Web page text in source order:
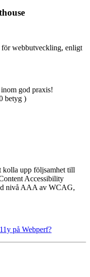
webbutveckling, enligt
god praxis!
betyg )
kolla upp följsamhet till
Accessibility
nivå AAA av WCAG,
på Webperf?